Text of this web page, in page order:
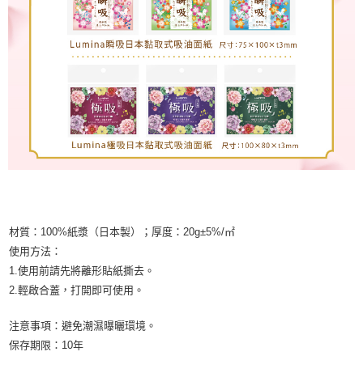
材質：100%紙漿（日本製）；厚度：20g±5%/㎡
使用方法：
1.使用前請先將離形貼紙撕去。
2.輕啟合蓋，打開即可使用。
注意事項：避免潮濕曝曬環境。
保存期限：10年